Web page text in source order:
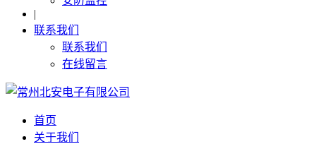
|
联系我们
联系我们
在线留言
首页
关于我们